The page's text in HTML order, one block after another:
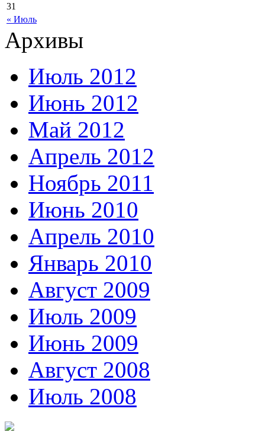
« Июль
31
Архивы
Июль 2012
Июнь 2012
Май 2012
Апрель 2012
Ноябрь 2011
Июнь 2010
Апрель 2010
Январь 2010
Август 2009
Июль 2009
Июнь 2009
Август 2008
Июль 2008